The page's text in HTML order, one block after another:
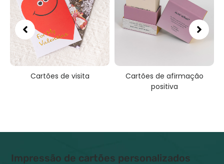
Cartões de visita
Cartões de afirmação
positiva
Impressão de cartões personalizados